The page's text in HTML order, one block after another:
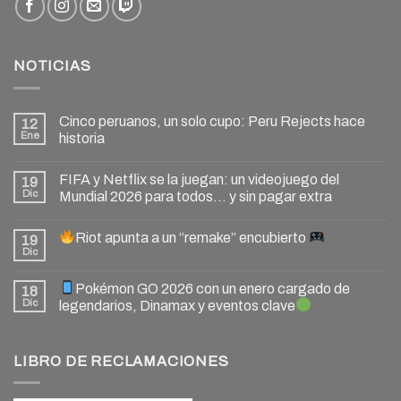
NOTICIAS
12
Ene
Cinco peruanos, un solo cupo: Peru Rejects hace
historia
19
Dic
FIFA y Netflix se la juegan: un videojuego del
Mundial 2026 para todos… y sin pagar extra
19
Dic
Riot apunta a un “remake” encubierto
18
Dic
Pokémon GO 2026 con un enero cargado de
legendarios, Dinamax y eventos clave
LIBRO DE RECLAMACIONES